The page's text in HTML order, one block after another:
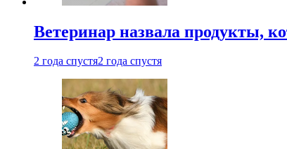
Ветеринар назвала продукты,
2 года спустя2 года спустя